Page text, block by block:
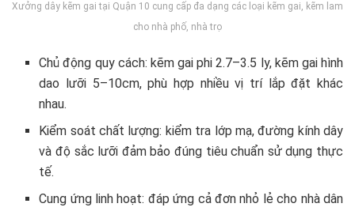
Xưởng dây kẽm gai tại Quận 10 cung cấp đa dạng các loại kẽm gai, kẽm lam
cho nhà phố, nhà trọ
Chủ động quy cách: kẽm gai phi 2.7–3.5 ly, kẽm gai hình
dao lưỡi 5–10cm, phù hợp nhiều vị trí lắp đặt khác
nhau.
Kiểm soát chất lượng: kiểm tra lớp mạ, đường kính dây
và độ sắc lưỡi đảm bảo đúng tiêu chuẩn sử dụng thực
tế.
Cung ứng linh hoạt: đáp ứng cả đơn nhỏ lẻ cho nhà dân